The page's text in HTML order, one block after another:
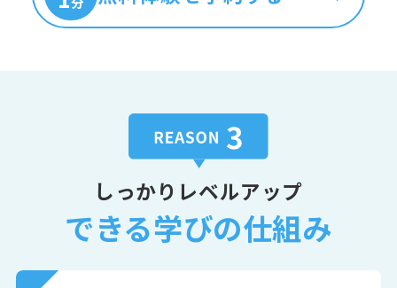
しっかりレベルアップ
できる学びの仕組み